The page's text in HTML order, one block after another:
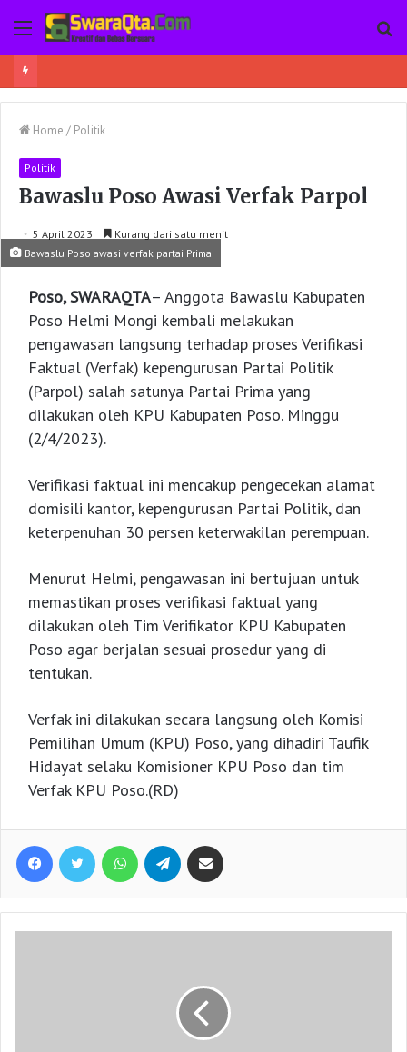
Menu
Home / Politik
Politik
Bawaslu Poso Awasi Verfak Parpol
5 April 2023
Kurang dari satu menit
Bawaslu Poso awasi verfak partai Prima
Poso, SWARAQTA– Anggota Bawaslu Kabupaten
Poso Helmi Mongi kembali melakukan
pengawasan langsung terhadap proses Verifikasi
Faktual (Verfak) kepengurusan Partai Politik
(Parpol) salah satunya Partai Prima yang
dilakukan oleh KPU Kabupaten Poso. Minggu
(2/4/2023).
Verifikasi faktual ini mencakup pengecekan alamat
domisili kantor, kepengurusan Partai Politik, dan
keterpenuhan 30 persen keterwakilan perempuan.
Menurut Helmi, pengawasan ini bertujuan untuk
memastikan proses verifikasi faktual yang
dilakukan oleh Tim Verifikator KPU Kabupaten
Poso agar berjalan sesuai prosedur yang di
tentukan.
Verfak ini dilakukan secara langsung oleh Komisi
Pemilihan Umum (KPU) Poso, yang dihadiri Taufik
Hidayat selaku Komisioner KPU Poso dan tim
Verfak KPU Poso.(RD)
Facebook Twitter WhatsApp Telegram